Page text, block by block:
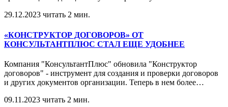
29.12.2023 читать 2 мин.
«КОНСТРУКТОР ДОГОВОРОВ» ОТ
КОНСУЛЬТАНТПЛЮС СТАЛ ЕЩЕ УДОБНЕЕ
Компания "КонсультантПлюс" обновила "Конструктор
договоров" - инструмент для создания и проверки договоров
и других документов организации. Теперь в нем более…
09.11.2023 читать 2 мин.